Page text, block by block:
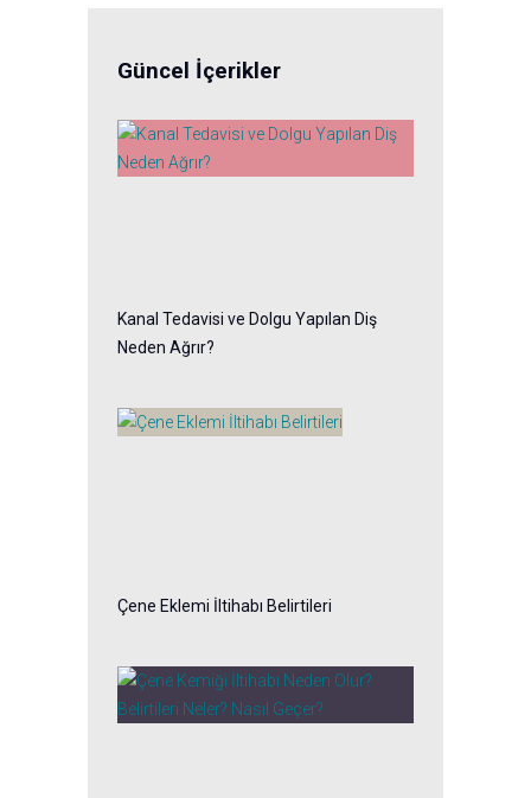
Güncel İçerikler
Kanal Tedavisi ve Dolgu Yapılan Diş
Neden Ağrır?
Çene Eklemi İltihabı Belirtileri